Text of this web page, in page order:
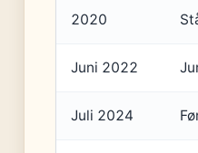
2020
Juni 2022
Juli 2024